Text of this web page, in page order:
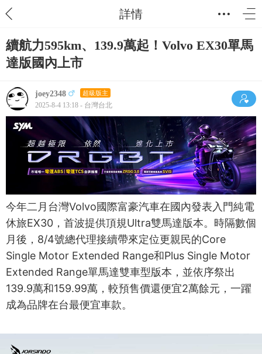
詳情
續航力595km、139.9萬起！Volvo EX30單馬
達版國內上市
joey2348 超級版主
2025-8-4 13:18 - 台灣台北
今年二月台灣Volvo國際富豪汽車在國內發表入門純電
休旅EX30，首波提供頂規Ultra雙馬達版本。時隔數個
月後，8/4號總代理接續帶來定位更親民的Core
Single Motor Extended Range和Plus Single Motor
Extended Range單馬達雙車型版本，並依序祭出
139.9萬和159.99萬，較預售價還便宜2萬餘元，一躍
成為品牌在台最便宜車款。